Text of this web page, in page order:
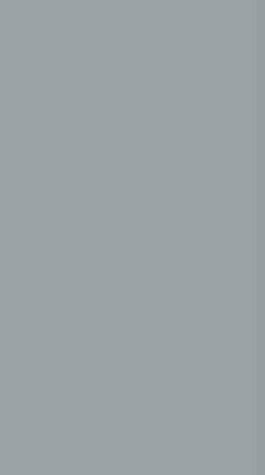
der Verarbeitung
gespeicherter
jede Art der automatisierten
personenbezogener Daten,
Daten verwendet
die sich auf eine natürliche Person
Arbeitsleistung,
Vorlieben, Interessen,
dieser natürlichen Person